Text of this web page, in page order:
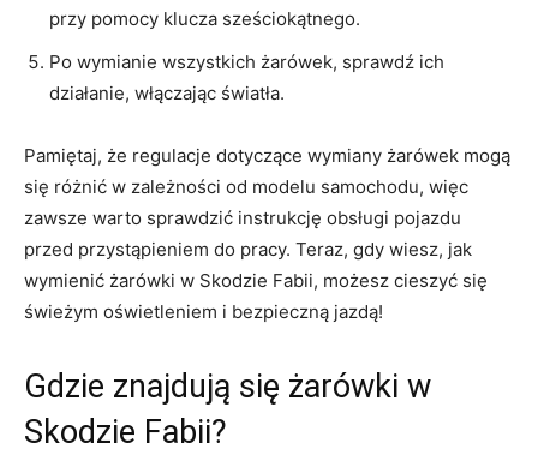
przy pomocy⁣ klucza sześciokątnego.
Po wymianie wszystkich żarówek, sprawdź ich
działanie, włączając światła.
Pamiętaj, ​że regulacje dotyczące‌ wymiany żarówek mogą
się różnić‍ w zależności⁤ od modelu samochodu, więc
zawsze warto sprawdzić instrukcję obsługi pojazdu
przed przystąpieniem⁤ do pracy. Teraz, gdy wiesz, jak‍
wymienić żarówki w Skodzie Fabii, możesz cieszyć się
świeżym oświetleniem i bezpieczną ⁢jazdą!
Gdzie ‌znajdują się żarówki w
Skodzie Fabii?